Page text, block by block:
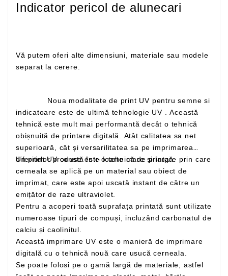
Indicator pericol de alunecari
Vă putem oferi alte dimensiuni, materiale sau modele
separat la cerere.
indicatoare este de ultimă tehnologie UV . Această
tehnică este mult mai performantă decât o tehnică
obișnuită de printare digitală. Atât calitatea sa net
superioară, cât și versarilitatea sa pe imprimarea
diferitelor produse este foarte mare și largă
Un print UV constă într-o tehnică de printare prin care
cerneala se aplică pe un material sau obiect de
imprimat, care este apoi uscată instant de către un
emițător de raze ultraviolet.
Pentru a acoperi toată suprafața printată sunt utilizate
numeroase tipuri de compuși, incluzând carbonatul de
calciu și caolinitul.
Această imprimare UV este o manieră de imprimare
digitală cu o tehnică nouă care usucă cerneala.
Se poate folosi pe o gamă largă de materiale, astfel